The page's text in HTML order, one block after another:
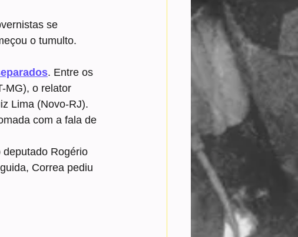
se
o tumulto.
. Entre os
MG), o relator
Lima (Novo-RJ).
com a fala de
Rogério
Correa pediu